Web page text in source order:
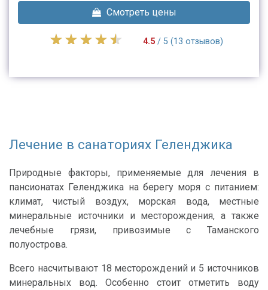
Смотреть цены
4.5/ 5 (13 отзывов)
Лечение в санаториях Геленджика
Природные факторы, применяемые для лечения в
пансионатах Геленджика на берегу моря с питанием:
климат, чистый воздух, морская вода, местные
минеральные источники и месторождения, а также
лечебные грязи, привозимые с Таманского
полуострова.
Всего насчитывают 18 месторождений и 5 источников
минеральных вод. Особенно стоит отметить воду